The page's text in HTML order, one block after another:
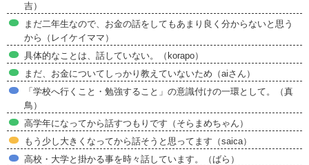
吉）
まだ二年生なので、お金の話をしてもあまり良く分からないと思う
から（レイケイママ）
具体的なことは、話していない。（korapo）
まだ、お金についてしっかり教えていないため（aiさん）
「学校へ行くこと・勉強すること」の意識付けの一環として。（真
鳥）
高学年になってから話すつもりです（そらまめちゃん）
もう少し大きくなってから話そうと思ってます（saica）
高校・大学と掛かる事を時々話しています。（ばら）